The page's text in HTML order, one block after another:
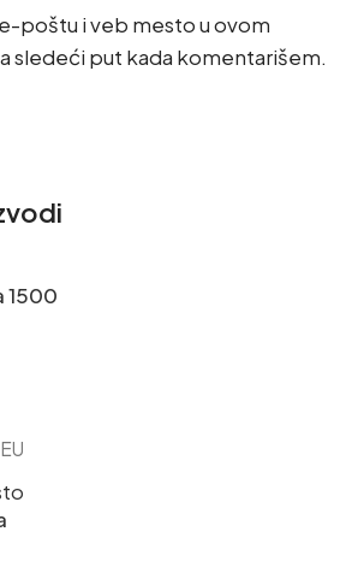
poštu i veb mesto u ovom
sledeći put kada komentarišem.
1500